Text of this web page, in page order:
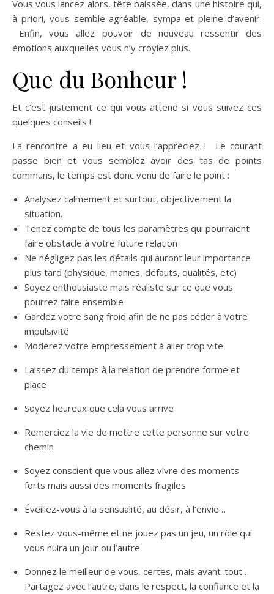
Vous vous lancez alors, tête baissée, dans une histoire qui,
à priori, vous semble agréable, sympa et pleine d’avenir.
Enfin, vous allez pouvoir de nouveau ressentir des
émotions auxquelles vous n’y croyiez plus.
Que du Bonheur !
Et c’est justement ce qui vous attend si vous suivez ces
quelques conseils !
La rencontre a eu lieu et vous l’appréciez ! Le courant
passe bien et vous semblez avoir des tas de points
communs, le temps est donc venu de faire le point :
Analysez calmement et surtout, objectivement la
situation.
Tenez compte de tous les paramètres qui pourraient
faire obstacle à votre future relation
Ne négligez pas les détails qui auront leur importance
plus tard (physique, manies, défauts, qualités, etc)
Soyez enthousiaste mais réaliste sur ce que vous
pourrez faire ensemble
Gardez votre sang froid afin de ne pas céder à votre
impulsivité
Modérez votre empressement à aller trop vite
Laissez du temps à la relation de prendre forme et
place
Soyez heureux que cela vous arrive
Remerciez la vie de mettre cette personne sur votre
chemin
Soyez conscient que vous allez vivre des moments
forts mais aussi des moments fragiles
Éveillez-vous à la sensualité, au désir, à l’envie…
Restez vous-même et ne jouez pas un jeu, un rôle qui
vous nuira un jour ou l’autre
Donnez le meilleur de vous, certes, mais avant-tout…
Partagez avec l’autre, dans le respect, la confiance et la